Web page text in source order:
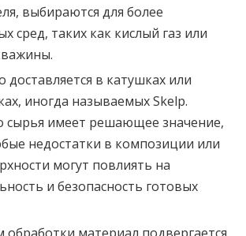
выбираются для более
сред, таких как кислый газ или
в катушках или
иногда называемых Skelp.
сырья имеет решающее значение,
недостатки в композиции или
могут повлиять на
и безопасность готовых